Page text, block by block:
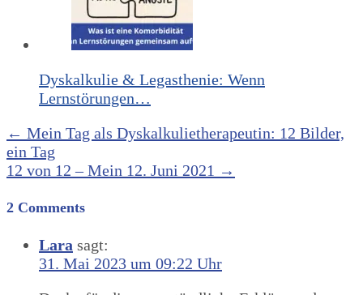
Dyskalkulie & Legasthenie: Wenn
Lernstörungen…
Post
navigation
← Mein Tag als Dyskalkulietherapeutin: 12 Bilder,
ein Tag
12 von 12 – Mein 12. Juni 2021 →
2 Comments
Lara sagt:
31. Mai 2023 um 09:22 Uhr